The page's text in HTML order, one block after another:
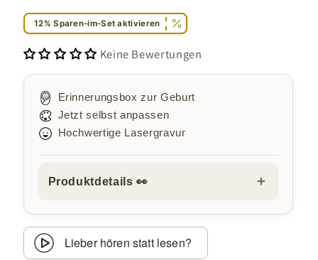
12% Sparen-im-Set aktivieren
Keine Bewertungen
Erinnerungsbox zur Geburt
Jetzt selbst anpassen
Hochwertige Lasergravur
Produktdetails 👀 ＋
Lieber hören statt lesen?